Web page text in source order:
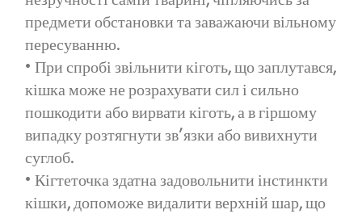
предмети обстановки та заважаючи вільному
пересуванню.
• При спробі звільнити кіготь, що заплутався,
кішка може не розрахувати сил і сильно
пошкодити або вирвати кіготь, а в гіршому
випадку розтягнути зв’язки або вивихнути
суглоб.
• Кігтеточка здатна задовольнити інстинкти
кішки, допоможе видалити верхній шар, що